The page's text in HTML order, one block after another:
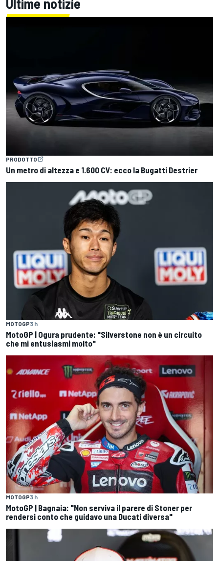
Ultime notizie
PRODOTTO
Un metro di altezza e 1.600 CV: ecco la Bugatti Destrier
MOTOGP3 h
MotoGP | Ogura prudente: "Silverstone non è un circuito
che mi entusiasmi molto"
MOTOGP3 h
MotoGP | Bagnaia: "Non serviva il parere di Stoner per
rendersi conto che guidavo una Ducati diversa"